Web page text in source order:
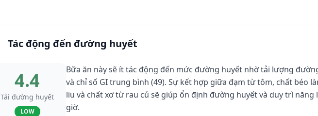
Tác động đến đường huyết
4.4
Tải đường huyết
LOW
Bữa ăn này sẽ ít tác động đến mức đường huyết nhờ tải lượng
và chỉ số GI trung bình (49). Sự kết hợp giữa đạm từ tôm, chất béo
liu và chất xơ từ rau củ sẽ giúp ổn định đường huyết và duy trì
giờ.